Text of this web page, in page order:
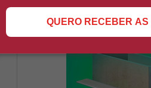
QUERO RECEBER